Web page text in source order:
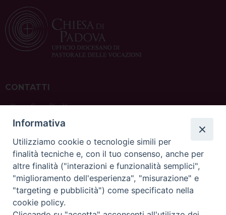
CONTATTI
ufficio: Casa Pio X
via Bonporti, 20 – 35141 Padova
tel: +39 351 619 2354
e mail:ufficiovocazionipadova@gmail.com
sede: Casa Sant'Andrea
via Valmarana, 20 – 35133 Padova
Informativa
Utilizziamo cookie o tecnologie simili per
finalità tecniche e, con il tuo consenso, anche per
altre finalità ("interazioni e funzionalità semplici",
"miglioramento dell'esperienza", "misurazione" e
"targeting e pubblicità") come specificato nella
cookie policy.